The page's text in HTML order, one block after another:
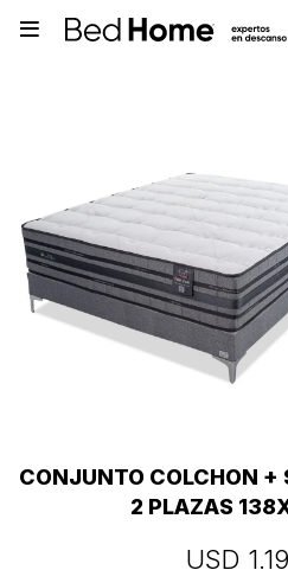

CONJUNTO COLCHON +
2 PLAZAS
USD